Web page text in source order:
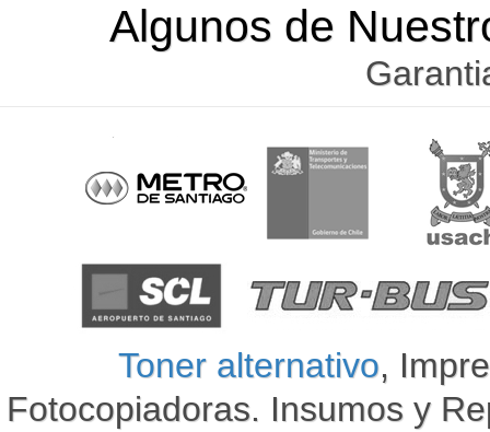
Algunos de
Toner alternativo,
Fotocopiadoras. Insumos y